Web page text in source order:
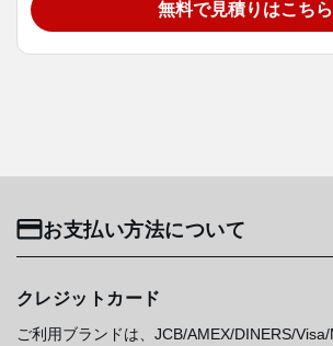
無料で見積りはこちら
お支払い方法について
クレジットカード
ご利用ブランドは、JCB/AMEX/DINERS/